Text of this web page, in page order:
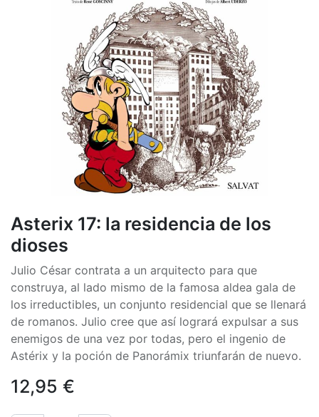
Asterix 17: la residencia de los
dioses
Julio César contrata a un arquitecto para que
construya, al lado mismo de la famosa aldea gala de
los irreductibles, un conjunto residencial que se llenará
de romanos. Julio cree que así logrará expulsar a sus
enemigos de una vez por todas, pero el ingenio de
Astérix y la poción de Panorámix triunfarán de nuevo.
12,95 €